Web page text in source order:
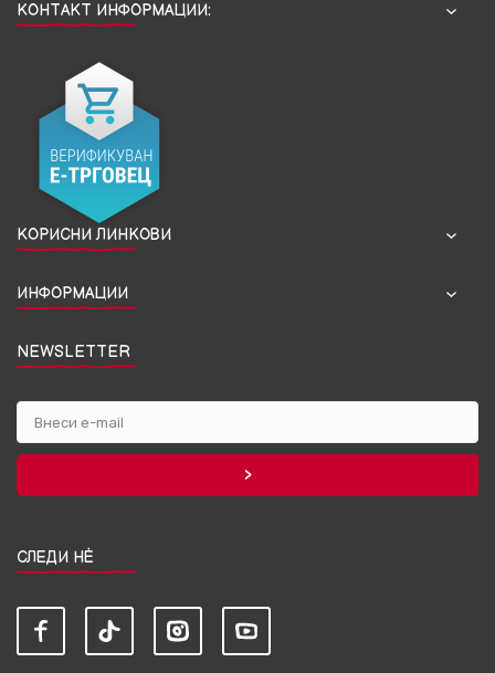
КОНТАКТ ИНФОРМАЦИИ:
КОРИСНИ ЛИНКОВИ
ИНФОРМАЦИИ
NEWSLETTER
СЛЕДИ НЀ